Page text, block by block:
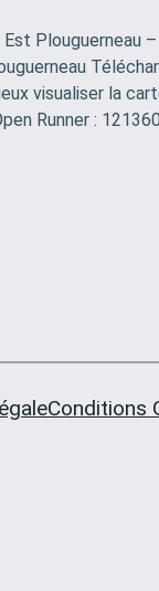
Plouguerneau –
visualiser la
Runner :
Conditions